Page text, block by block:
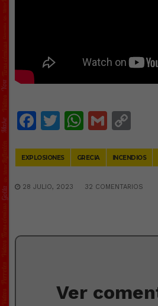
Facebook
TwitterGmail
EXPLOSIONES GRECIA INCENDIOS
28 JULIO, 2023 32 COMENTARIOS
Ver